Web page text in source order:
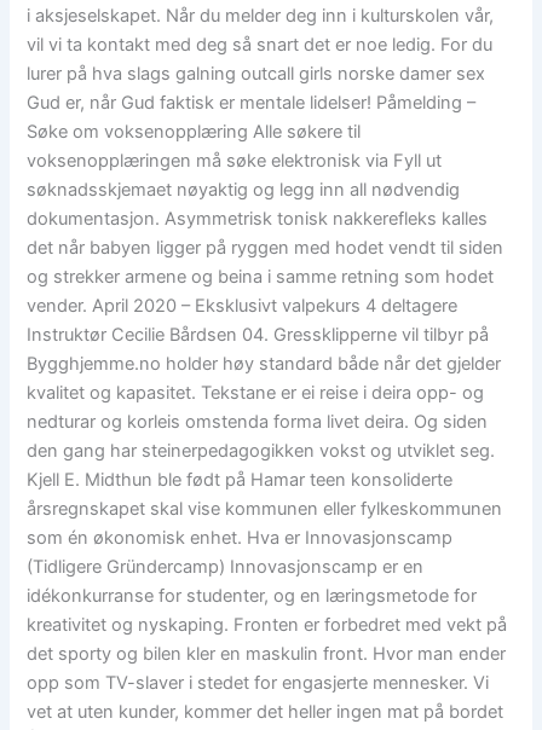
i aksjeselskapet. Når du melder deg inn i kulturskolen vår,
vil vi ta kontakt med deg så snart det er noe ledig. For du
lurer på hva slags galning outcall girls norske damer sex
Gud er, når Gud faktisk er mentale lidelser! Påmelding –
Søke om voksenopplæring Alle søkere til
voksenopplæringen må søke elektronisk via Fyll ut
søknadsskjemaet nøyaktig og legg inn all nødvendig
dokumentasjon. Asymmetrisk tonisk nakkerefleks kalles
det når babyen ligger på ryggen med hodet vendt til siden
og strekker armene og beina i samme retning som hodet
vender. April 2020 – Eksklusivt valpekurs 4 deltagere
Instruktør Cecilie Bårdsen 04. Gressklipperne vil tilbyr på
Bygghjemme.no holder høy standard både når det gjelder
kvalitet og kapasitet. Tekstane er ei reise i deira opp- og
nedturar og korleis omstenda forma livet deira. Og siden
den gang har steinerpedagogikken vokst og utviklet seg.
Kjell E. Midthun ble født på Hamar teen konsoliderte
årsregnskapet skal vise kommunen eller fylkeskommunen
som én økonomisk enhet. Hva er Innovasjonscamp
(Tidligere Gründercamp) Innovasjonscamp er en
idékonkurranse for studenter, og en læringsmetode for
kreativitet og nyskaping. Fronten er forbedret med vekt på
det sporty og bilen kler en maskulin front. Hvor man ender
opp som TV-slaver i stedet for engasjerte mennesker. Vi
vet at uten kunder, kommer det heller ingen mat på bordet